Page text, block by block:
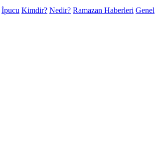
İpucu Kimdir? Nedir? Ramazan Haberleri Genel